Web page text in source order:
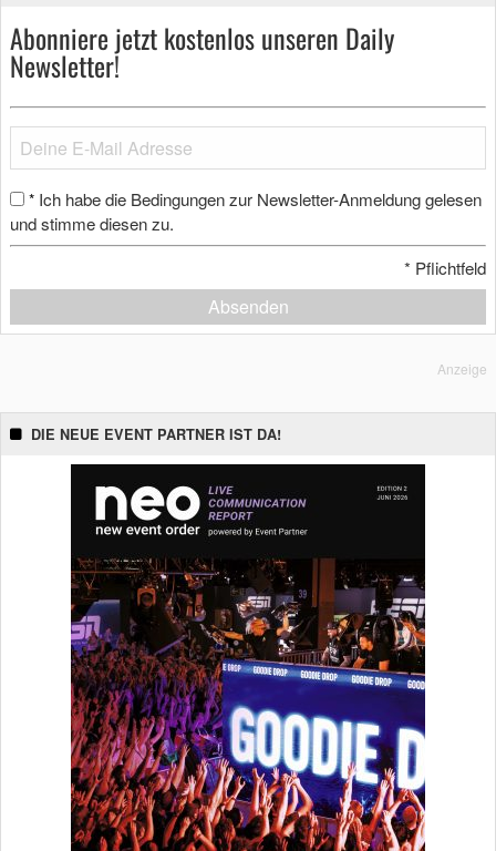
Abonniere jetzt kostenlos unseren Daily
Newsletter!
* Ich habe die Bedingungen zur Newsletter-Anmeldung gelesen
und stimme diesen zu.
* Pflichtfeld
Absenden
Anzeige
DIE NEUE EVENT PARTNER IST DA!